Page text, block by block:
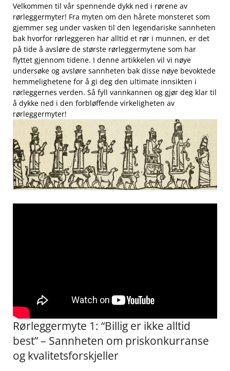
Velkommen til vår⁤ spennende dykk ned i rørene ⁢av
rørleggermyter! ⁢Fra myten⁢ om den⁣ hårete monsteret som
gjemmer seg under vasken til den legendariske sannheten‌
bak hvorfor ⁣rørleggeren har alltid et rør⁢ i‍ munnen, er det
på tide å avsløre de største ⁣rørleggermytene som ⁣har
flyttet‌ gjennom tidene. I denne artikkelen⁤ vil vi nøye‌
undersøke ⁤og avsløre sannheten bak disse nøye‌ bevoktede
hemmelighetene for‍ å gi deg den ultimate innsikten ‌i
rørleggernes⁣ verden. Så​ fyll⁣ vannkannen og ‍gjør deg‍ klar​ til
å dykke ned i den forbløffende virkeligheten ⁣av
rørleggermyter!
Rørleggermyte 1:​ “Billig er ikke ⁢alltid
best” – Sannheten om priskonkurranse
og kvalitetsforskjeller